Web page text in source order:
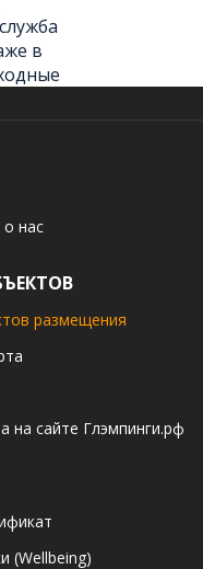
в
нас
размещения
на сайте Глэмпинги.рф
(Wellbeing)